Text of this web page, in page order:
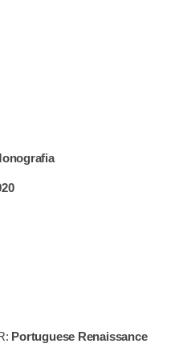
Portuguese Renaissance